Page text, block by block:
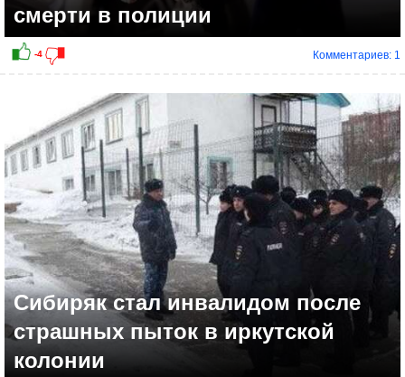
+8
смерти в полиции
Комментариев: 1
Сибиряк стал инвалидом после
страшных пыток в иркутской
колонии